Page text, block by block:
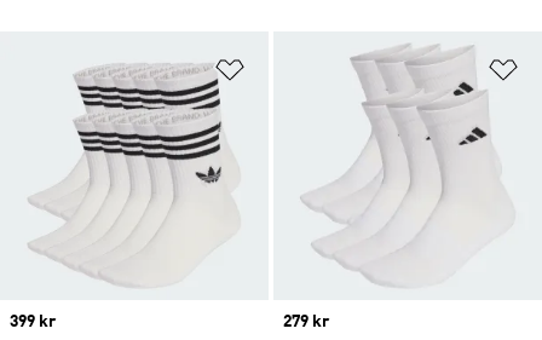
Lägg till på önskelistan
Price
399 kr
Price
279 kr